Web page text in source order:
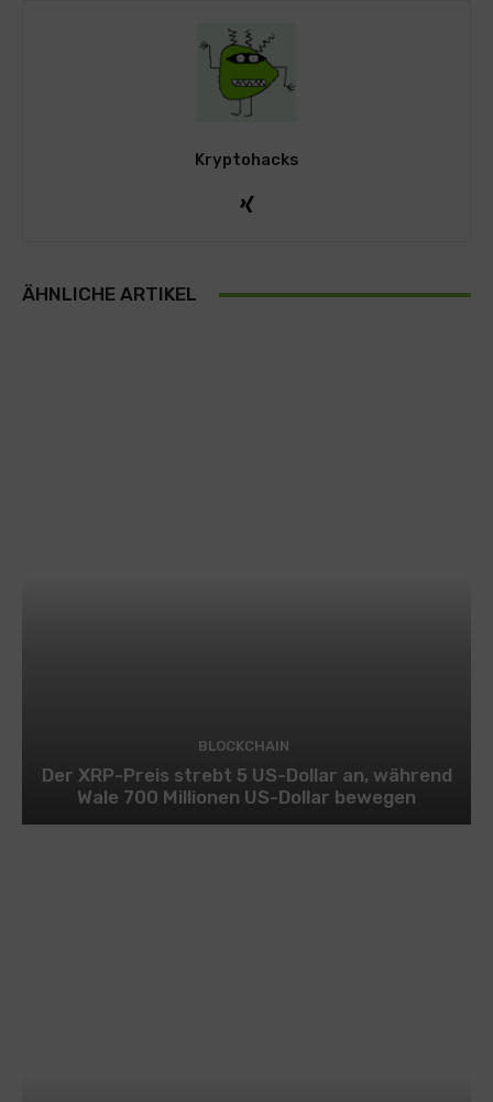
Kryptohacks
ÄHNLICHE ARTIKEL
BLOCKCHAIN
Der XRP-Preis strebt 5 US-Dollar an, während
Wale 700 Millionen US-Dollar bewegen